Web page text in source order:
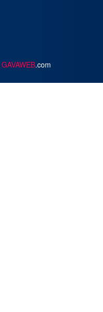
GAVAWEB.com